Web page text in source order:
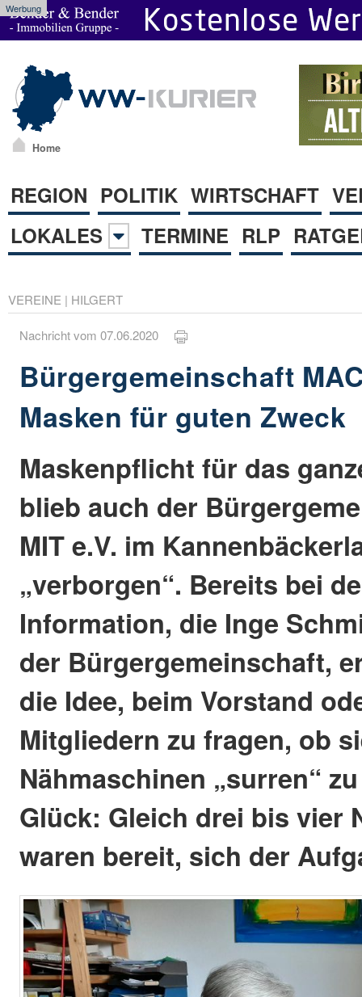
Werbung
Home
REGION POLITIK WIRTSCHAFT
LOKALES
TERMINE RLP
VEREINE | HILGERT
Nachricht vom 07.06.2020
Bürgergemeinschaft
Masken für guten Zweck
Maskenpflicht für das
blieb auch der
MIT e.V. im
„verborgen“. Bereits bei
Information, die Inge
der Bürgergemeinschaft,
die Idee, beim Vorstand
Mitgliedern zu fragen, ob
Nähmaschinen „surren“
Glück: Gleich drei bis vier
waren bereit, sich der